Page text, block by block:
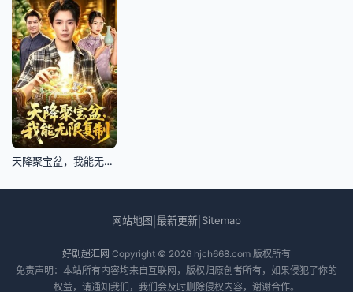
天降聚宝盆，我能无限复制
网站地图 最新更新 Sitemap
好剧超汇网 Copyright © 2026 hjch668.com 版权所有
免责声明：本站所有内容均来自互联网，版权归原创者所有，如果侵犯了你的
权益，请通知我们，我们会及时删除侵权内容，谢谢合作。